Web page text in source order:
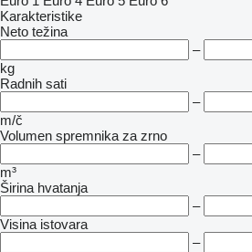
Karakteristike
Neto težina
–
kg
Radnih sati
–
m/č
Volumen spremnika za zrno
–
m³
Širina hvatanja
–
Visina istovara
–